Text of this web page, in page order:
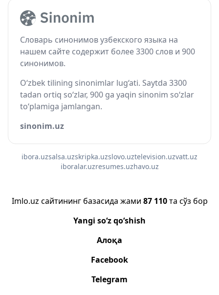
Словарь синонимов узбекского языка на
нашем сайте содержит более 3300 слов и 900
синонимов.
O‘zbek tilining sinonimlar lug‘ati. Saytda 3300
tadan ortiq so‘zlar, 900 ga yaqin sinonim so‘zlar
to‘plamiga jamlangan.
sinonim.uz
ibora.uzsalsa.uzskripka.uzslovo.uztelevision.uzvatt.uz
iboralar.uzresumes.uzhavo.uz
Imlo.uz сайтининг базасида жами 87 110та сўз бор
Yangi so‘z qo‘shish
Алоқа
Facebook
Telegram